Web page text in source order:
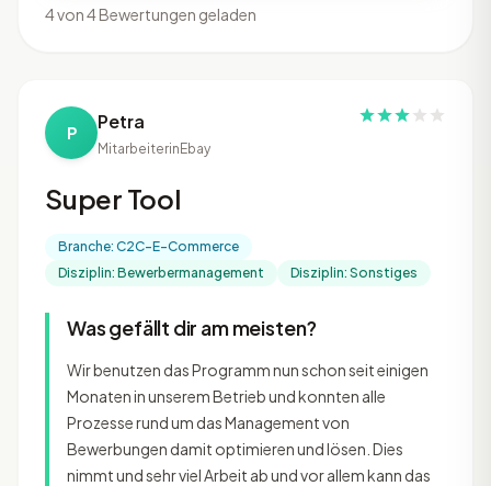
4 von 4 Bewertungen geladen
P Petra
Mitarbeiterin Ebay
Super Tool
Branche: C2C-E-Commerce
Disziplin: Bewerbermanagement
Disziplin: Sonstiges
Was gefällt dir am meisten?
Wir benutzen das Programm nun schon seit einigen
Monaten in unserem Betrieb und konnten alle
Prozesse rund um das Management von
Bewerbungen damit optimieren und lösen. Dies
nimmt und sehr viel Arbeit ab und vor allem kann das